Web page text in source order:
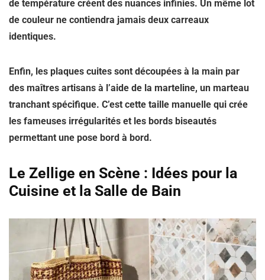
de température créent des nuances infinies. Un même lot
de couleur ne contiendra jamais deux carreaux
identiques.
Enfin, les plaques cuites sont découpées à la main par
des maîtres artisans à l’aide de la marteline, un marteau
tranchant spécifique. C’est cette taille manuelle qui crée
les fameuses irrégularités et les bords biseautés
permettant une pose bord à bord.
Le Zellige en Scène : Idées pour la
Cuisine et la Salle de Bain